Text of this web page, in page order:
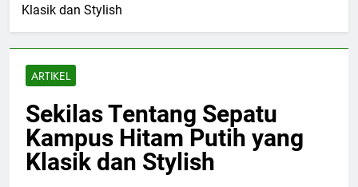
Klasik dan Stylish
ARTIKEL
Sekilas Tentang Sepatu
Kampus Hitam Putih yang
Klasik dan Stylish